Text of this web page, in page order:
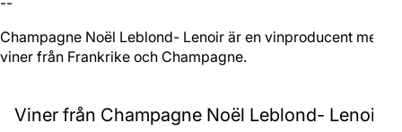
Champagne Noël Leblond- Lenoir är en vinproducent med
viner från Frankrike och Champagne.
Viner från Champagne Noël Leblond- Lenoir